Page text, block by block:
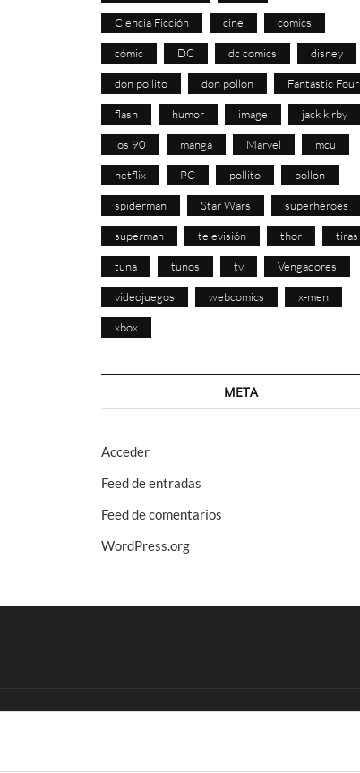
Ciencia Ficción cine comics
cómic DC dc comics disney
don pollito don pollon Fantastic Four
flash humor image jack kirby
los 90 manga Marvel mcu
netflix PC pollito pollon
spiderman Star Wars superhéroes
superman televisión thor tiras
tuna tunos tv Vengadores
videojuegos webcomics x-men
xbox
META
Acceder
Feed de entradas
Feed de comentarios
WordPress.org